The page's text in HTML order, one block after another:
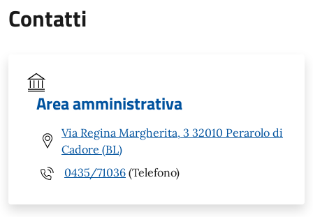
Contatti
Area amministrativa
Via Regina Margherita, 3 32010 Perarolo di
Cadore (BL)
0435/71036 (Telefono)